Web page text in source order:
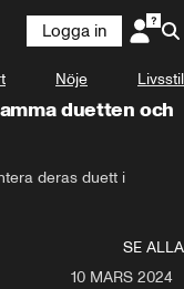
Logga in
Nöje Livsstil
duetten och
deras duett i
SE ALLA
10 MARS 2024